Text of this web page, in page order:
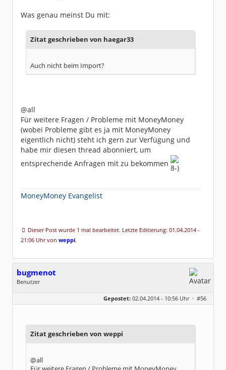
Was genau meinst Du mit:
Zitat geschrieben von haegar33
Auch nicht beim Import?
@all
Für weitere Fragen / Probleme mit MoneyMoney
(wobei Probleme gibt es ja mit MoneyMoney
eigentlich nicht) steht ich gern zur Verfügung und
habe mir diesen thread abonniert, um
entsprechende Anfragen mit zu bekommen
MoneyMoney Evangelist
Dieser Post wurde 1 mal bearbeitet. Letzte Editierung: 01.04.2014 -
21:06 Uhr von weppi.
bugmenot
Benutzer
Dabei seit:
11 / 2009
Gepostet: 02.04.2014 - 10:56 Uhr · #56
Zitat geschrieben von weppi
@all